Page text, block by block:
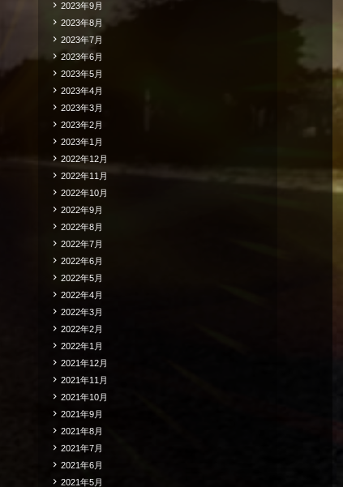
2023年9月
2023年8月
2023年7月
2023年6月
2023年5月
2023年4月
2023年3月
2023年2月
2023年1月
2022年12月
2022年11月
2022年10月
2022年9月
2022年8月
2022年7月
2022年6月
2022年5月
2022年4月
2022年3月
2022年2月
2022年1月
2021年12月
2021年11月
2021年10月
2021年9月
2021年8月
2021年7月
2021年6月
2021年5月